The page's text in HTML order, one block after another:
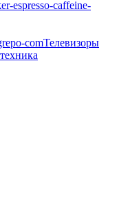
Телевизоры